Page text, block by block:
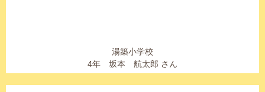
湯築小学校
4年 坂本 航太郎 さん